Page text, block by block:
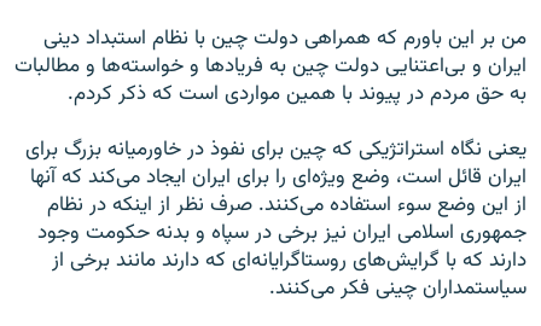
من بر این باورم که همراهی دولت چین با نظام استبداد دینی
ایران و بی‌اعتنایی دولت چین به فریادها و خواسته‌ها و مطالبات
به حق مردم در پیوند با همین مواردی است که ذکر کردم.
یعنی نگاه استراتژیکی که چین برای نفوذ در خاورمیانه بزرگ برای
ایران قائل است، وضع ویژه‌ای را برای ایران ایجاد می‌کند که آنها
از این وضع سوء استفاده می‌کنند. صرف نظر از اینکه در نظام
جمهوری اسلامی ایران نیز برخی در سپاه و بدنه حکومت وجود
دارند که با گرایش‌های روستاگرایانه‌ای که دارند مانند برخی از
سیاستمداران چینی فکر می‌کنند.